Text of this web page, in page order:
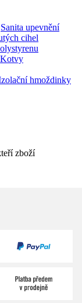
Sanita upevnění
cihel
Kotvy
hmoždinky
zboží